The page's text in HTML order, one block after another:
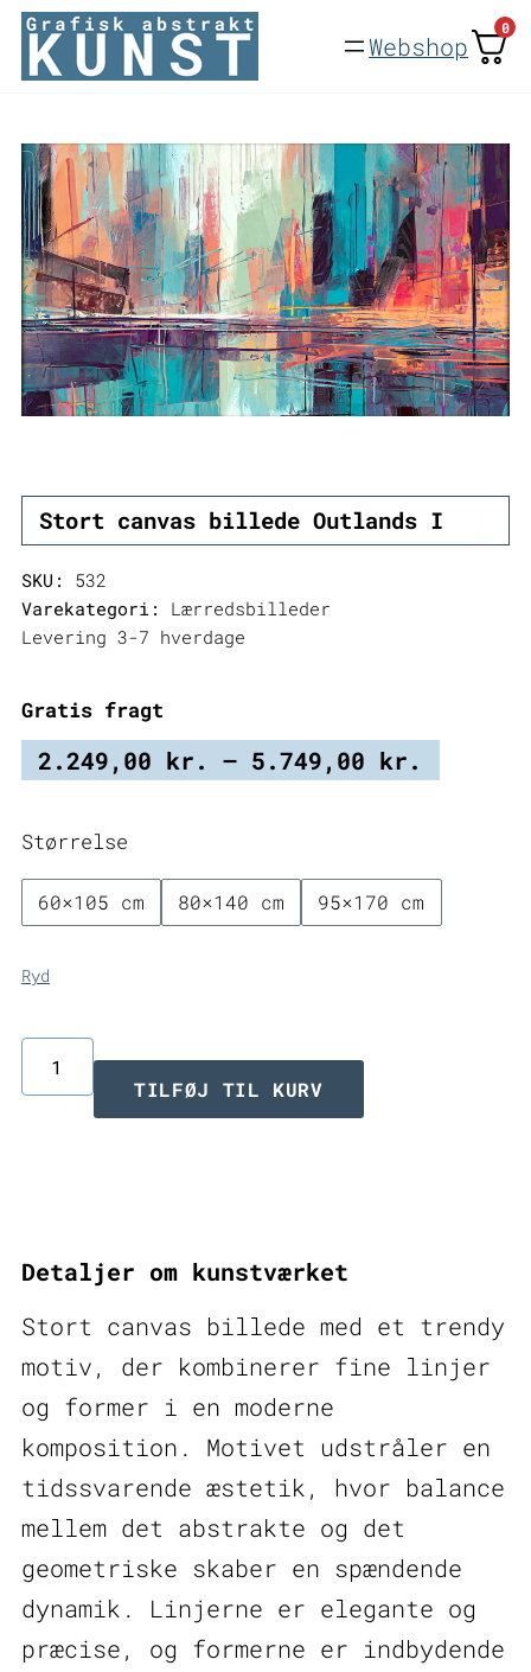
Spring
til
Webshop
0
Stort canvas billede Outlands I
SKU:
532
Varekategori:
Lærredsbilleder
Levering 3-7 hverdage
Gratis fragt
2.249,00 kr. – 5.749,00 kr.
Størrelse
60×105 cm 80×140 cm 95×170 cm
Ryd
Stort
canvas
antal
TILFØJ TIL KURV
Detaljer om kunstværket
Stort canvas billede med et trendy
motiv, der kombinerer fine linjer
og former i en moderne
komposition. Motivet udstråler en
tidssvarende æstetik, hvor balance
mellem det abstrakte og det
geometriske skaber en spændende
dynamik. Linjerne er elegante og
præcise, og formerne er indbydende